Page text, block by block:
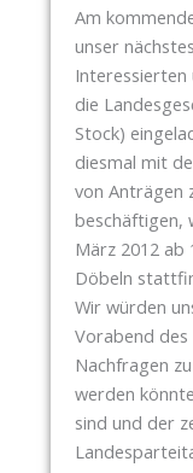
Am
unser
Interessierten
die
Stock)
diesmal mit
von Anträgen
beschäftigen,
März 2012 ab
Döbeln
Wir würden
Vorabend
Nachfragen
werden
sind und der